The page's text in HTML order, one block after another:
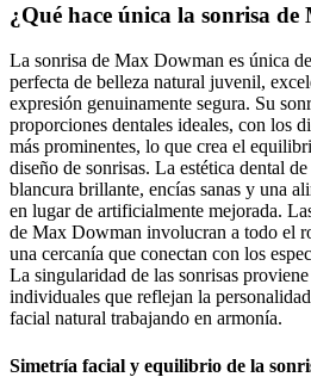
¿Qué hace única la sonrisa
La sonrisa de Max Dowman es única
perfecta de belleza natural juvenil,
expresión genuinamente segura. Su
proporciones dentales ideales, con los
más prominentes, lo que crea el
diseño de sonrisas. La estética dental
blancura brillante, encías sanas y una
en lugar de artificialmente mejorada.
de Max Dowman involucran a todo el
una cercanía que conectan con los
La singularidad de las sonrisas
individuales que reflejan la
facial natural trabajando en armonía.
Simetría facial y equilibrio de la